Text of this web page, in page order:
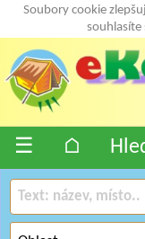
Soubory cookie
souhlasíte
☰ ⌂